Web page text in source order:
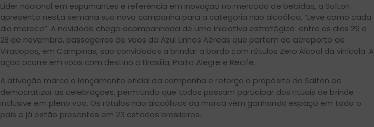
Líder nacional em espumantes e referência em inovação no mercado de bebidas, a Salton
apresenta nesta semana sua nova campanha para a categoria não alcoólica, “Leve como cada
dia merece”. A novidade chega acompanhada de uma iniciativa estratégica: entre os dias 26 e
28 de novembro, passageiros de voos da Azul Linhas Aéreas que partem do aeroporto de
Viracopos, em Campinas, são convidados a brindar a bordo com rótulos Zero Álcool da vinícola. A
ação ocorre em voos com destino a Brasília, Porto Alegre e Recife.
A ativação marca o lançamento oficial da campanha e reforça o propósito da Salton de
democratizar as celebrações, permitindo que todos possam participar dos rituais de brinde –
inclusive em pleno voo. Os rótulos não alcoólicos da marca vêm ganhando espaço em todo o
país e já estão presentes em 23 estados brasileiros.